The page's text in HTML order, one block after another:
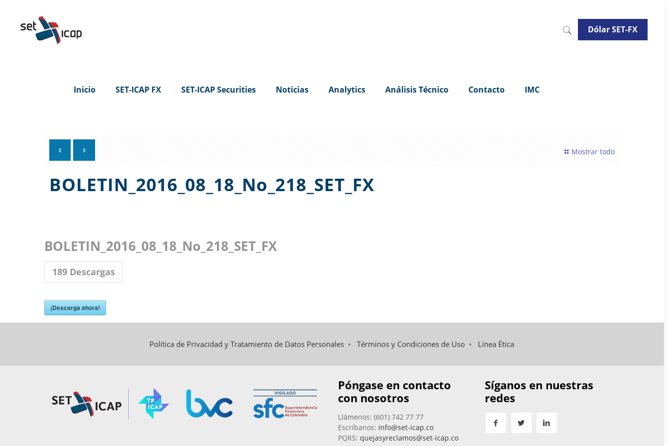
Inicio SET-ICAP FX SET-ICAP Securities Noticias Analytics Análisis Técnico Contacto IMC
Dólar SET-FX
Mostrar todo
BOLETIN_2016_08_18_No_218_SET_FX
BOLETIN_2016_08_18_No_218_SET_FX
189Descargas
¡Descarga ahora!
Política de Privacidad y Tratamiento de Datos Personales •Términos y Condiciones de Uso • Línea Ética
Póngase en contacto
con nosotros
Llámenos: (601) 742 77 77
Escríbanos: info@set-icap.co
PQRS: quejasyreclamos@set-icap.co
Síganos en nuestras
redes